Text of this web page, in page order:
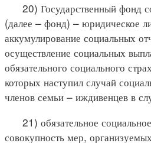
20) Государственный фонд
(далее – фонд) – юридическое
аккумулирование социальных
осуществление социальных
обязательного социального
которых наступил случай
членов семьи – иждивенцев в
21) обязательное
совокупность мер,